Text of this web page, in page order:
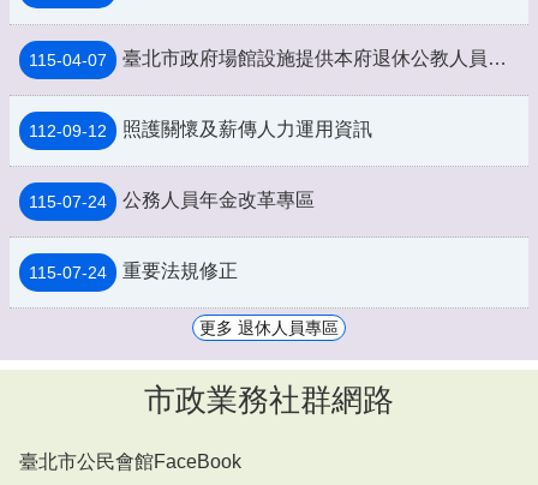
115-04-07 臺北市政府場館設施提供本府退休公教人員持退休證優惠措施一覽表
112-09-12 照護關懷及薪傳人力運用資訊
115-07-24 公務人員年金改革專區
115-07-24 重要法規修正
更多 退休人員專區
市政業務社群網路
臺北市公民會館FaceBook